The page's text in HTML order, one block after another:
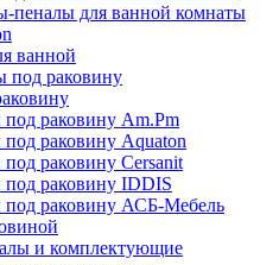
для ванной комнаты
ванной
под раковину
раковину Am.Pm
раковину Aquaton
раковину Cersanit
раковину IDDIS
раковину АСБ-Мебель
и комплектующие